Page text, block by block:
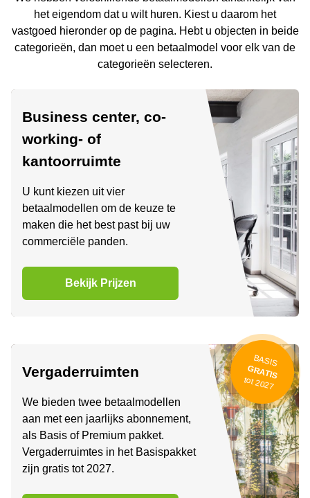
Coworking
Arnhem
Kantoorruimte
Coworking
space
Zwolle
Haarlem
Huren
in
Bedrijfsruimte
Nijmegen
het eigendom dat u wilt huren. Kiest u daarom het
vastgoed hieronder op de pagina. Hebt u objecten in beide
categorieën, dan moet u een betaalmodel voor elk van de
categorieën selecteren.
Business center, co-
working- of
kantoorruimte
U kunt kiezen uit vier
betaalmodellen om de keuze te
maken die het best past bij uw
commerciële panden.
Bekijk Prijzen
BASIS
GRATIS
tot 2027
Vergaderruimten
We bieden twee betaalmodellen
aan met een jaarlijks abonnement,
als Basis of Premium pakket.
Vergaderruimtes in het Basispakket
zijn gratis tot 2027.